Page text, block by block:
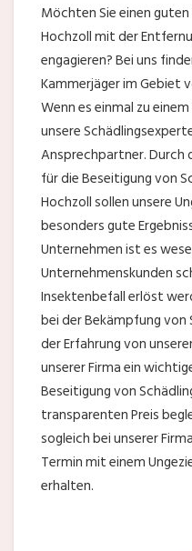
Möchten Sie einen
Hochzoll mit der
engagieren? Bei uns
Kammerjäger im Gebiet
Wenn es einmal zu
unsere
Ansprechpartner.
für die Beseitigung von
Hochzoll sollen unsere
besonders gute
Unternehmen ist es
Unternehmenskunden
Insektenbefall erlöst
bei der Bekämpfung von
der Erfahrung von
unserer Firma ein
Beseitigung von
transparenten Preis
sogleich bei unserer
Termin mit einem
erhalten.